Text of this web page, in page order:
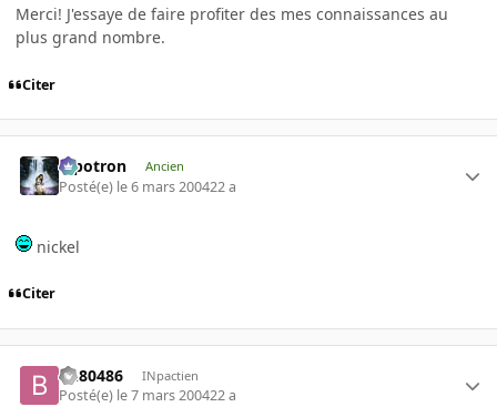
Merci! J'essaye de faire profiter des mes connaissances au
plus grand nombre.
Citer
Pipotron Ancien
Posté(e) le 6 mars 200422 a
nickel
Citer
bh80486 INpactien
Posté(e) le 7 mars 200422 a